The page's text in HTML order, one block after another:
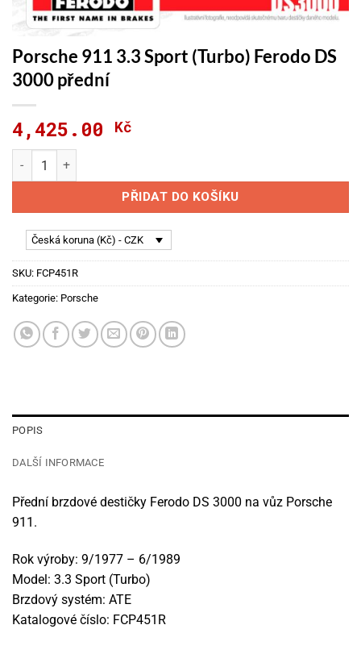
Porsche 911 3.3 Sport (Turbo) Ferodo DS
3000 přední
4,425.00 Kč
Porsche 911 3.3 Sport (Turbo) Ferodo DS 3000 přední
PŘIDAT DO KOŠÍKU
Česká koruna (Kč) - CZK
SKU: FCP451R
Kategorie: Porsche
POPIS
DALŠÍ INFORMACE
Přední brzdové destičky Ferodo DS 3000 na vůz Porsche
911.
Rok výroby: 9/1977 – 6/1989
Model: 3.3 Sport (Turbo)
Brzdový systém: ATE
Katalogové číslo: FCP451R